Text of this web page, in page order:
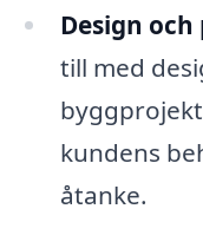
Design
till med
kundens
åtanke.